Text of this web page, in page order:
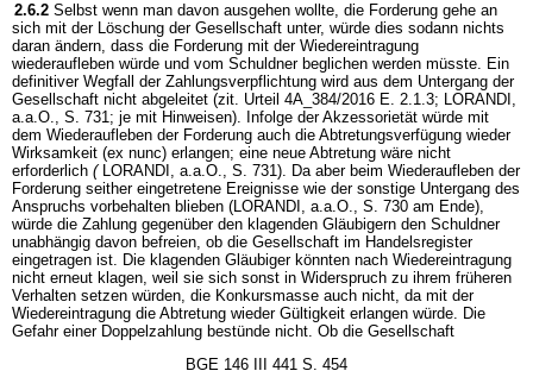
2.6.2 Selbst wenn man davon ausgehen wollte, die Forderung gehe an
sich mit der Löschung der Gesellschaft unter, würde dies sodann nichts
daran ändern, dass die Forderung mit der Wiedereintragung
wiederaufleben würde und vom Schuldner beglichen werden müsste. Ein
definitiver Wegfall der Zahlungsverpflichtung wird aus dem Untergang der
Gesellschaft nicht abgeleitet (zit. Urteil 4A_384/2016 E. 2.1.3; LORANDI,
a.a.O., S. 731; je mit Hinweisen). Infolge der Akzessorietät würde mit
dem Wiederaufleben der Forderung auch die Abtretungsverfügung wieder
Wirksamkeit (ex nunc) erlangen; eine neue Abtretung wäre nicht
erforderlich (LORANDI, a.a.O., S. 731). Da aber beim Wiederaufleben der
Forderung seither eingetretene Ereignisse wie der sonstige Untergang des
Anspruchs vorbehalten blieben (LORANDI, a.a.O., S. 730 am Ende),
würde die Zahlung gegenüber den klagenden Gläubigern den Schuldner
unabhängig davon befreien, ob die Gesellschaft im Handelsregister
eingetragen ist. Die klagenden Gläubiger könnten nach Wiedereintragung
nicht erneut klagen, weil sie sich sonst in Widerspruch zu ihrem früheren
Verhalten setzen würden, die Konkursmasse auch nicht, da mit der
Wiedereintragung die Abtretung wieder Gültigkeit erlangen würde. Die
Gefahr einer Doppelzahlung bestünde nicht. Ob die Gesellschaft
BGE 146 III 441 S. 454